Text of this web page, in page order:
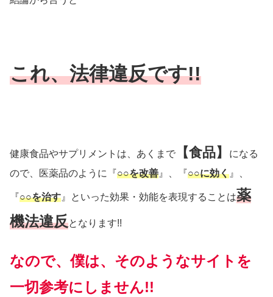
これ、法律違反です!!
健康食品やサプリメントは、あくまで 【食品】
になる
ので、医薬品のように『○○を改善 』、『○○に効く 』、
『○○を治す 』といった効果・効能を表現することは薬
機法違反となります!!
なので、僕は、そのようなサイトを
一切参考にしません!!